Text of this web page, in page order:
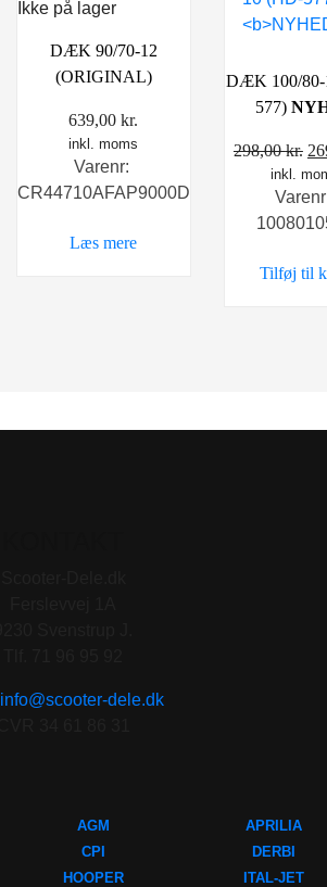
Ikke på lager
DÆK 90/70-12
(ORIGINAL)
639,00kr.
inkl. moms
Varenr:
CR44710AFAP9000D
Læs mere
DÆK 100/
577)
298,00kr.
inkl.
Tilføj til
info@scooter-dele.dk
AGM
CPI
HOOPER
APRILIA
DERBI
ITAL-JET